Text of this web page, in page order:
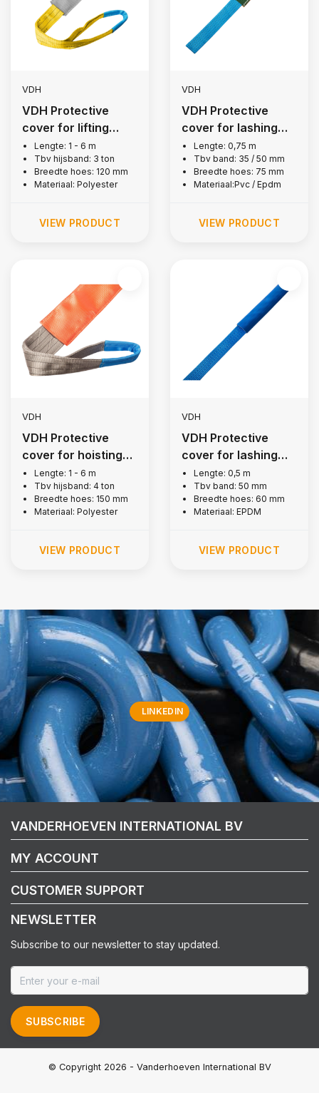
VDH
VDH Protective
cover for lifting
strap, 3 tons
Lengte: 1 - 6 m
Tbv hijsband: 3 ton
Breedte hoes: 120 mm
Materiaal: Polyester
VIEW PRODUCT
VDH
VDH Protective
cover for lashing
strap 50 mm
Lengte: 0,75 m
Tbv band: 35 / 50 mm
Breedte hoes: 75 mm
Materiaal:Pvc / Epdm
VIEW PRODUCT
VDH
VDH Protective
cover for hoisting
belt, 4 tons
Lengte: 1 - 6 m
Tbv hijsband: 4 ton
Breedte hoes: 150 mm
Materiaal: Polyester
VIEW PRODUCT
VDH
VDH Protective
cover for lashing
strap 50 mm
Lengte: 0,5 m
Tbv band: 50 mm
Breedte hoes: 60 mm
Materiaal: EPDM
VIEW PRODUCT
LINKEDIN
VANDERHOEVEN INTERNATIONAL BV
MY ACCOUNT
CUSTOMER SUPPORT
NEWSLETTER
Subscribe to our newsletter to stay updated.
SUBSCRIBE
© Copyright 2026 - Vanderhoeven International BV